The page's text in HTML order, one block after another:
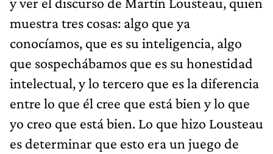
muestra tres cosas: algo que ya
conocíamos, que es su inteligencia, algo
que sospechábamos que es su honestidad
intelectual, y lo tercero que es la diferencia
entre lo que él cree que está bien y lo que
yo creo que está bien. Lo que hizo Lousteau
es determinar que esto era un juego de